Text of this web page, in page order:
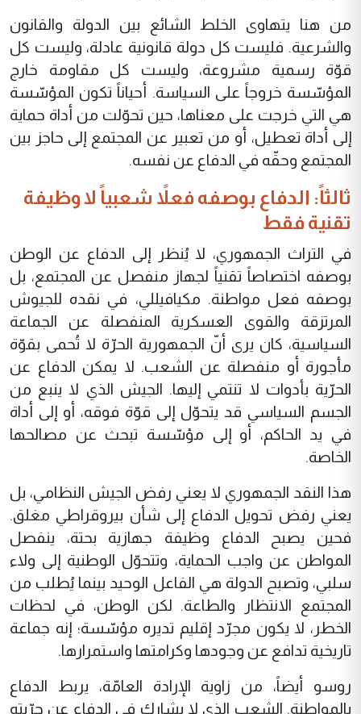
من هنا يتهاوى الخلط الشائع بين الدولة والقانون
والشرعية. فليست كل دولة قانونية عادلة، وليست كل
قوّة رسمية مشروعة، وليست كل مقاومة خارج
المؤسّسة خروجاً على السياسة. أحياناً تكون المؤسّسة
هي التي خرجت على معناها، حين تحوّلت من أداة حماية
إلى أداة تعطيل، أو من تعبير عن المجتمع إلى حاجز بين
المجتمع وحقّه في الدفاع عن نفسه.
ثالثاً: الدفاع بوصفه فعلاً شعبياً لا وظيفة
تقنية فقط
في التراث الجمهوري، لا يُنظر إلى الدفاع عن الوطن
بوصفه اختصاصاً تقنياً لجهاز منفصل عن المجتمع، بل
بوصفه فعل مواطنة. مكيافيللي، في نقده للجيوش
المرتزقة والقوى العسكرية المنفصلة عن الجماعة
السياسية، كان يرى أنّ الجمهورية الحرّة لا تُحمى بقوّة
مأجورة أو منفصلة عن الشعب. لا يمكن الدفاع عن
الحرّية بأدوات لا تنتمي إليها. الجيش الذي لا ينبع من
الجسم السياسي قد يتحوّل إلى قوّة فوقه، أو إلى أداة
في يد الحاكم، أو إلى مؤسّسة تبحث عن مصالحها
الخاصة.
هذا النقد الجمهوري لا يعني رفض الجيش النظامي، بل
يعني رفض تحويل الدفاع إلى شأن بيروقراطي مغلق.
فحين يصبح الدفاع وظيفة جهازية بحتة، ينفصل
المواطن عن واجب الحماية، وتتحوّل الوطنية إلى ولاء
سلبي، وتصبح الدولة هي الفاعل الوحيد بينما يُطلب من
المجتمع الانتظار والطاعة. لكن الوطن، في لحظات
الخطر، لا يكون مجرّد إقليم تديره مؤسّسة؛ إنه جماعة
تاريخية تدافع عن وجودها وكرامتها واستمرارها.
روسو أيضاً، من زاوية الإرادة العامّة، يربط الدفاع
بالمواطنة. الشعب الذي لا يشارك في الدفاع عن حرّيته